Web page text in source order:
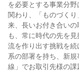
を必要とする事業分
関わり、「ものづく
来、長いお付き合い
も、常に時代の先を
流を作り出す挑戦を
系の部署を持ち、新
線」でお取引先様の